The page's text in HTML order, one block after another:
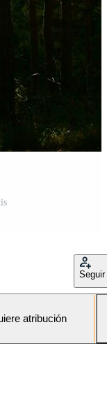
Seguir
atribución